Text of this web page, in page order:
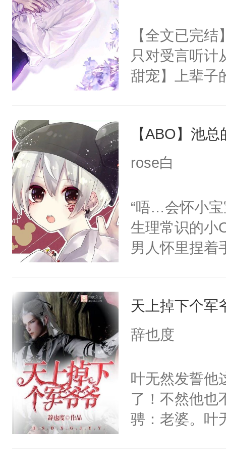
是脾气最好
有的一点能量
男主。可没想
高！头顶上的
男主，而是
视角：男主
统，嘴角勾勒
可怕的反派男
的。文主基调
欢受，一度想
【全文已完
只对受言听计
甜宠】上辈子
一程的昳丽
发现人生开
号帮他还原
就被收购，投
上，他拿出少
年纪小，但很
观众：你TM
世家中年龄
出，京圈老一
人都在好奇，
谁。直到娱乐
院。有人看到
【ABO】池
rose白
“唔…会怀小
生理常识的小
男人怀里捏着
年，一个随时
信息素的娇软
钰年前十几年
不谙世事的小
沦为伯父利用
的商界大佬池
天上掉下个军
辞也度
叶无然发誓他
了！不然他也
骋：老婆。叶